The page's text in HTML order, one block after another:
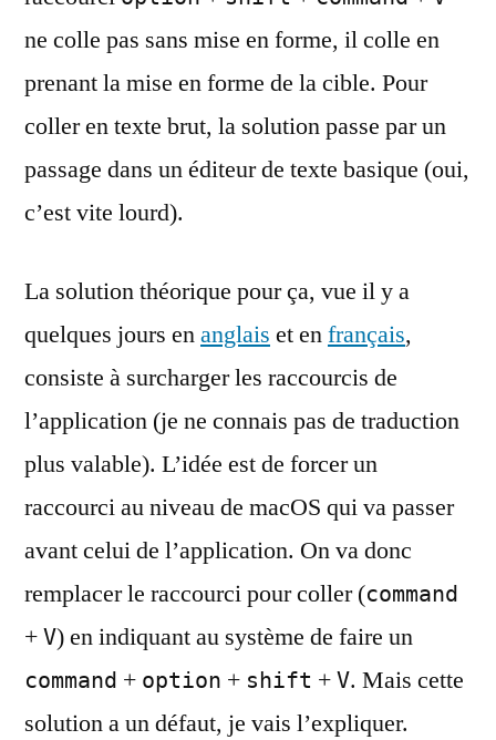
ne colle pas sans mise en forme, il colle en
prenant la mise en forme de la cible. Pour
coller en texte brut, la solution passe par un
passage dans un éditeur de texte basique (oui,
c’est vite lourd).
La solution théorique pour ça, vue il y a
quelques jours enanglais et enfrançais,
consiste à surcharger les raccourcis de
l’application (je ne connais pas de traduction
plus valable). L’idée est de forcer un
raccourci au niveau de macOS qui va passer
avant celui de l’application. On va donc
remplacer le raccourci pour coller (command
+ V) en indiquant au système de faire un
command + option + shift + V. Mais cette
solution a un défaut, je vais l’expliquer.